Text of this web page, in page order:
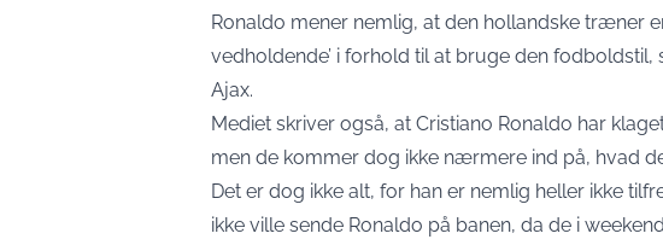
Ronaldo mener nemlig, at den hollandske træner
vedholdende’ i forhold til at bruge den fodboldstil,
Ajax.
Mediet skriver også, at Cristiano Ronaldo har
men de kommer dog ikke nærmere ind på, hvad
Det er dog ikke alt, for han er nemlig heller ikke
ikke ville sende Ronaldo på banen, da de i